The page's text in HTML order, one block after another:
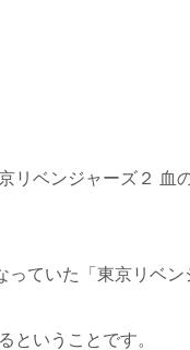
リベンジャーズ２
ていた「東京リベン
ということです。